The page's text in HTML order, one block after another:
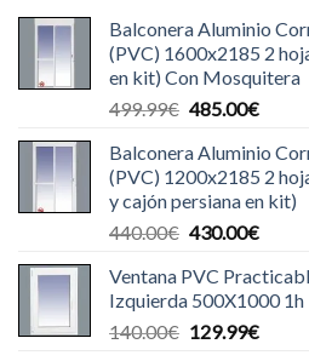
Balconera Aluminio
(PVC) 1600x2185 2
en kit) Con Mosquitera
499.99€ El
original
era:
499.99€.
485.00€El
actual
es:
Balconera Aluminio
(PVC) 1200x2185 2
y cajón persiana en kit)
440.00€ El
original
era:
440.00€.
430.00€El
actual
es:
Ventana PVC
Izquierda 500X1000 1h
140.00€ El
129.99€El